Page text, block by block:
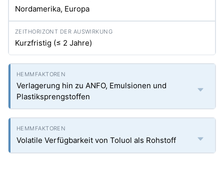
Nordamerika, Europa
Kurzfristig (≤ 2 Jahre)
Verlagerung hin zu ANFO, Emulsionen und
Plastiksprengstoffen
Volatile Verfügbarkeit von Toluol als Rohstoff